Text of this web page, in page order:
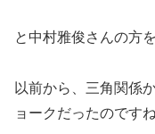
と中村雅俊さんの方
以前から、三角関係
ョークだったのですね